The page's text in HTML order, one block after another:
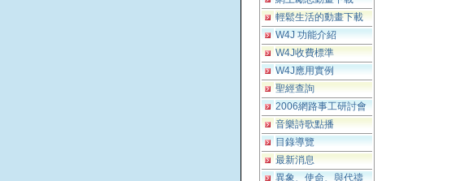
輕鬆生活的動畫下載
W4J 功能介紹
W4J收費標準
W4J應用實例
聖經查詢
2006網路事工研討會
音樂詩歌點播
目錄導覽
最新消息
異象、使命、與代禱